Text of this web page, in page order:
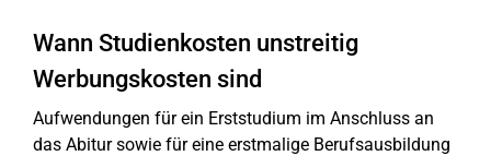
Wann Studienkosten unstreitig
Werbungskosten sind
Aufwendungen für ein Erststudium im Anschluss an
das Abitur sowie für eine erstmalige Berufsausbildung